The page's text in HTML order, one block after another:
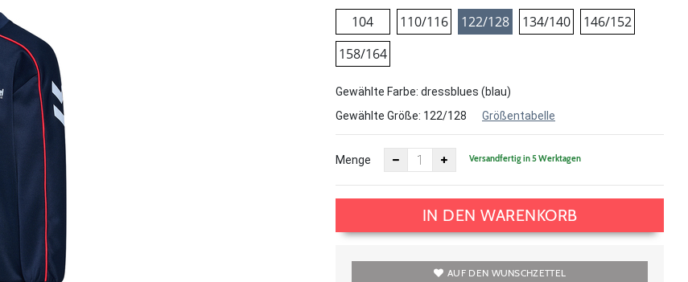
104 110/116 122/128 134/140
146/152
158/164
Gewählte Farbe: dressblues (blau)
Gewählte Größe: 122/128 Größentabelle
Menge Versandfertig in 5 Werktagen
IN DEN WARENKORB
AUF DEN WUNSCHZETTEL